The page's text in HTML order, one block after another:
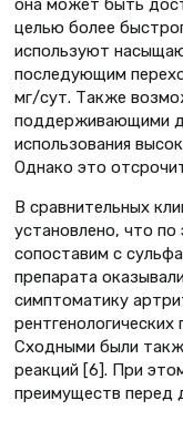
она может быть
целью более
используют
последующим
мг/сут. Также
поддерживающими
использования
Однако это
В сравнительных
установлено, что
сопоставим с
препарата
симптоматику
Сходными были
реакций [6]. При
преимуществ перед